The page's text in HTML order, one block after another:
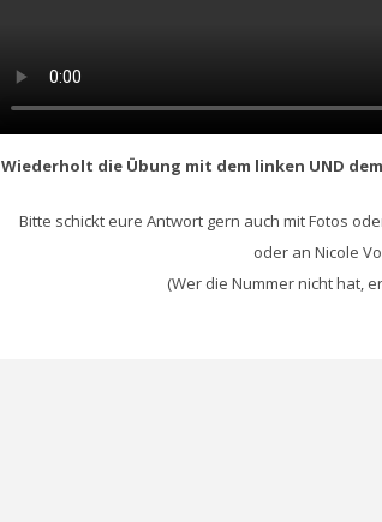
Wiederholt die Übung mit dem linken UND
Bitte schickt eure Antwort gern auch mit Fotos
oder an Nicole
(Wer die Nummer nicht hat,